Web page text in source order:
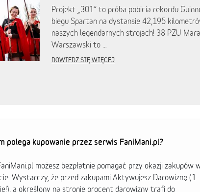
Projekt „301” to próba pobicia rekordu
biegu Spartan na dystansie 42,195
naszych legendarnych strojach! 38 PZU
Warszawski to …
DOWIEDZ SIĘ WIĘCEJ
polega kupowanie przez serwis FaniMani.pl?
możesz bezpłatnie pomagać przy okazji zakupów
Wystarczy, że przed zakupami Aktywujesz Darowiznę (1
a określony na stronie procent darowizny trafi do